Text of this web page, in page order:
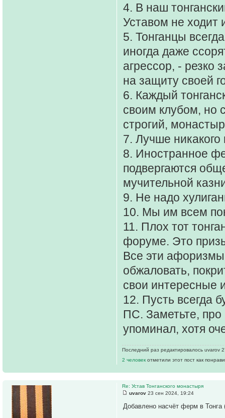
4. В наш
Уставом не ходит
5. Тонганцы
иногда даже
агрессор, - резко
на защиту своей
6. Каждый
своим клубом, но
строгий,
7. Лучше никакого
8. Иностранное
подвергаются
мучительной
9. Не надо
10. Мы им всем
11. Плох тот
форуме. Это
Все эти
обжаловать,
свои интересные
12. Пусть всегда
ПС. Заметьте, про
упоминал, хотя
Последний раз редактировалось uvarov
2 человек отметили этот пост как
Re: Устав Тонганского монастыря
uvarov 23 сен 2024, 19:24
Добавлено насчёт ферм в Тонга